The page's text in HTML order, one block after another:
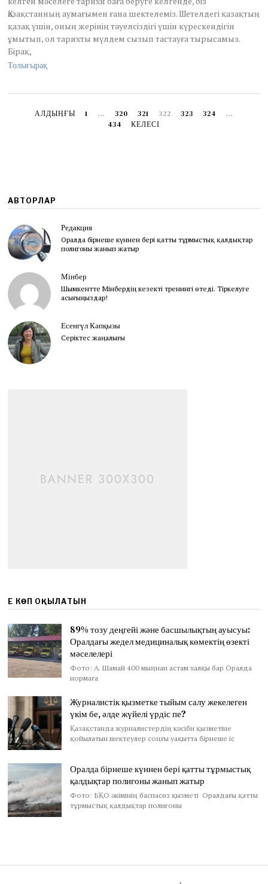
Қазақстанның аумағымен ғана шектелеміз. Шетелдегі қазақтың
қазақ үшін, оның жерінің тәуелсіздігі үшін күрескендігін
ұмытып, ол тарихты мүлдем сызып тастауға тырысамыз.
Бірақ,
Толығырақ
АЛДЫҢҒЫ 1 … 320 321 322 323 324
…
434
КЕЛЕСІ
АВТОРЛАР
Редакция
Оралда бірнеше күннен бері қатты тұрмыстық қалдықтар
полигоны жанып жатыр
Мінбер
Шымкентте Мінбердің кезекті тренингі өтеді. Тіркелуге
асығыңыздар!
Есенгүл Кәпқызы
Серіктес жаңалығы
ЕҢ КӨП ОҚЫЛАТЫН
89% тозу деңгейі және басшылықтың ауысуы:
Оралдағы жедел медициналық көмектің өзекті
мәселелері
Фото: А. Шамай 400 мыңнан астам халқы бар Оралда
нормаға
Журналистік қызметке тыйым салу жекелеген
үкім бе, әлде жүйелі үрдіс пе?
Қазақстанда журналистердің кәсіби қызметіне
қойылатын шектеулер соңғы уақытта бірнеше іс
Оралда бірнеше күннен бері қатты тұрмыстық
қалдықтар полигоны жанып жатыр
Фото: БҚО әкімінің баспасөз қызметі Оралдағы қатты
тұрмыстық қалдықтар полигоны